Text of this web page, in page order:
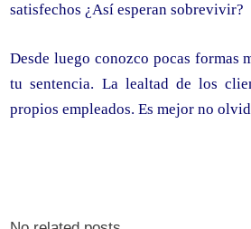
satisfechos ¿Así esperan sobrevivir?
Desde luego conozco pocas formas
tu sentencia. La lealtad de los
propios empleados. Es mejor no